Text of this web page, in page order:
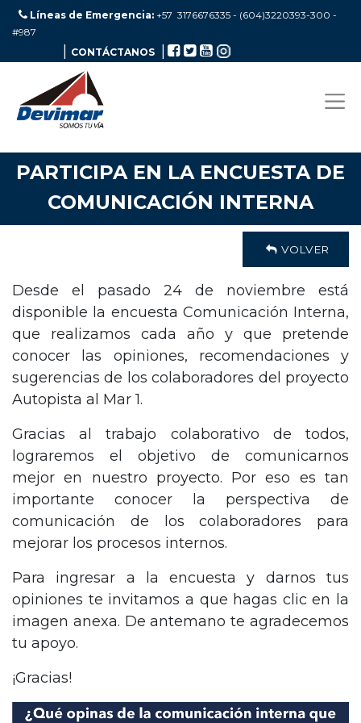
Líneas de Emergencia: +57 3176676335 - (604)3220393-300 -
#987
CONTÁCTANOS
PARTICIPA EN LA ENCUESTA DE
COMUNICACIÓN INTERNA
VOLVER
Desde el pasado 24 de noviembre está
disponible la encuesta Comunicación Interna,
que realizamos cada año y que pretende
conocer las opiniones, recomendaciones y
sugerencias de los colaboradores del proyecto
Autopista al Mar 1.
Gracias al trabajo colaborativo de todos,
lograremos el objetivo de comunicarnos
mejor en nuestro proyecto. Por eso es tan
importante conocer la perspectiva de
comunicación de los colaboradores para
mejorar los procesos internos.
Para ingresar a la encuesta y darnos tus
opiniones te invitamos a que hagas clic en la
imagen anexa. De antemano te agradecemos
tu apoyo.
¡Gracias!